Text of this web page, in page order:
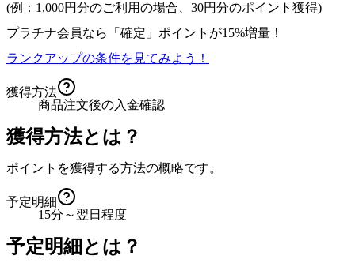
(例：1,000円分のご利用の場合、 30円分のポイント獲得)
プラチナ会員なら
「確定」 ポイントが15%増量！
ランクアップの条件を見てみよう！
獲得方法
商品注文後の入金確認
獲得方法とは？
ポイントを獲得する方法の概略です。
予定明細
15分～翌日程度
予定明細とは？